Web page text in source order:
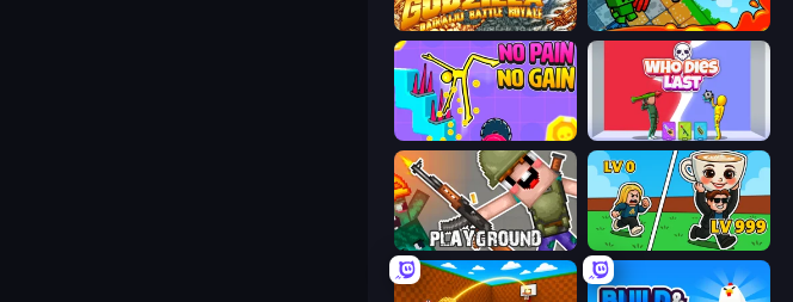
Godzilla Daikaiju Battle Royale Crazy Miners
No Pain No Gain - Ragdoll Sandbox Who Dies Last?
Playground Brainrot Arena Online